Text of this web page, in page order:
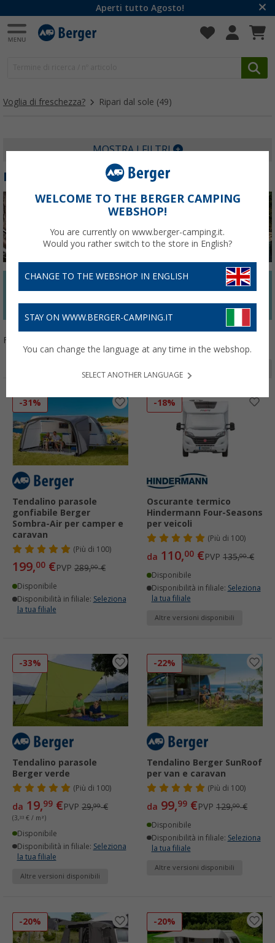
Aperti tutto Agosto!
Voglia di freschezza? Ripari dal sole (49)
MOSTRA I FILTRI
RIPARI DAL SOLE
Attività acquatiche Ripari dal sole Condizionatori
Frigo da campeggio
Filtrare per:
-31%
Tendalino parasole
gonfiabile Berger
Sombra-Air per camper e
caravan
( Più di 100)
199,00 €PVP 289,00€
Disponibile
Disponibilità in filiale: Seleziona
la tua filiale
-18%
Oscurante termico
Hindermann Four-Seasons
per veicoli
( Più di 100)
da 110,00 €PVP 135,00€
Disponibile
Disponibilità in filiale: Seleziona
la tua filiale
Altre versioni disponibili
-33%
Tendalino parasole
Berger verde
( Più di 100)
da 19,99 €PVP 29,99€
(3,33 € / m²)
Disponibile
Disponibilità in filiale: Seleziona
la tua filiale
Altre versioni disponibili
-22%
Tendalino Berger SunRoof
per van e caravan
( Più di 100)
da 99,99 €PVP 129,00€
Disponibile
Disponibilità in filiale: Seleziona
la tua filiale
Altre versioni disponibili
-20% -20%
WELCOME TO THE BERGER CAMPING
WEBSHOP!
You are currently on www.berger-camping.it.
Would you rather switch to the store in English?
CHANGE TO THE WEBSHOP IN ENGLISH
STAY ON WWW.BERGER-CAMPING.IT
You can change the language at any time in the webshop.
SELECT ANOTHER LANGUAGE